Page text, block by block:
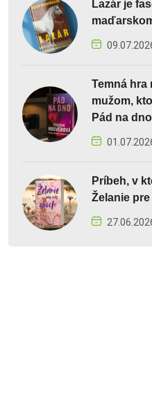
Lazár je
Temná hra
mužom,
Pád na dno
Príbeh, v
Želanie